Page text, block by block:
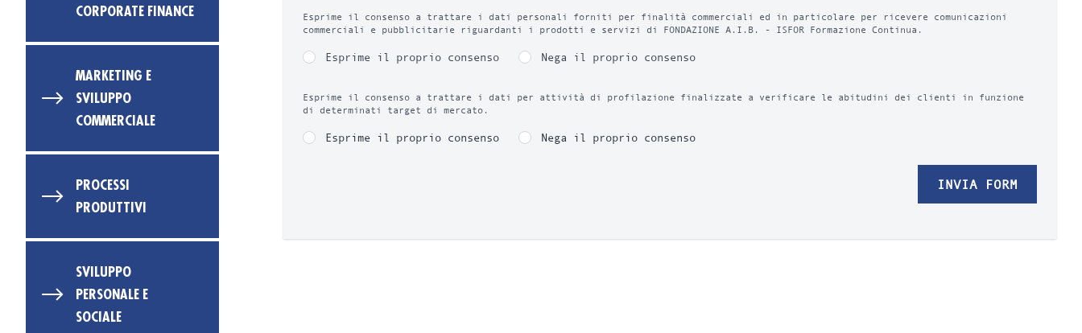
CORPORATE FINANCE
MARKETING E
SVILUPPO
COMMERCIALE
PROCESSI
PRODUTTIVI
SVILUPPO
PERSONALE E
SOCIALE
Esprime il consenso a trattare i dati personali forniti per finalità commerciali ed in particolare per ricevere comunicazioni
commerciali e pubblicitarie riguardanti i prodotti e servizi di FONDAZIONE A.I.B. - ISFOR Formazione Continua.
Esprime il proprio consenso Nega il proprio consenso
Esprime il consenso a trattare i dati per attività di profilazione finalizzate a verificare le abitudini dei clienti in funzione
di determinati target di mercato.
Esprime il proprio consenso Nega il proprio consenso
INVIA FORM